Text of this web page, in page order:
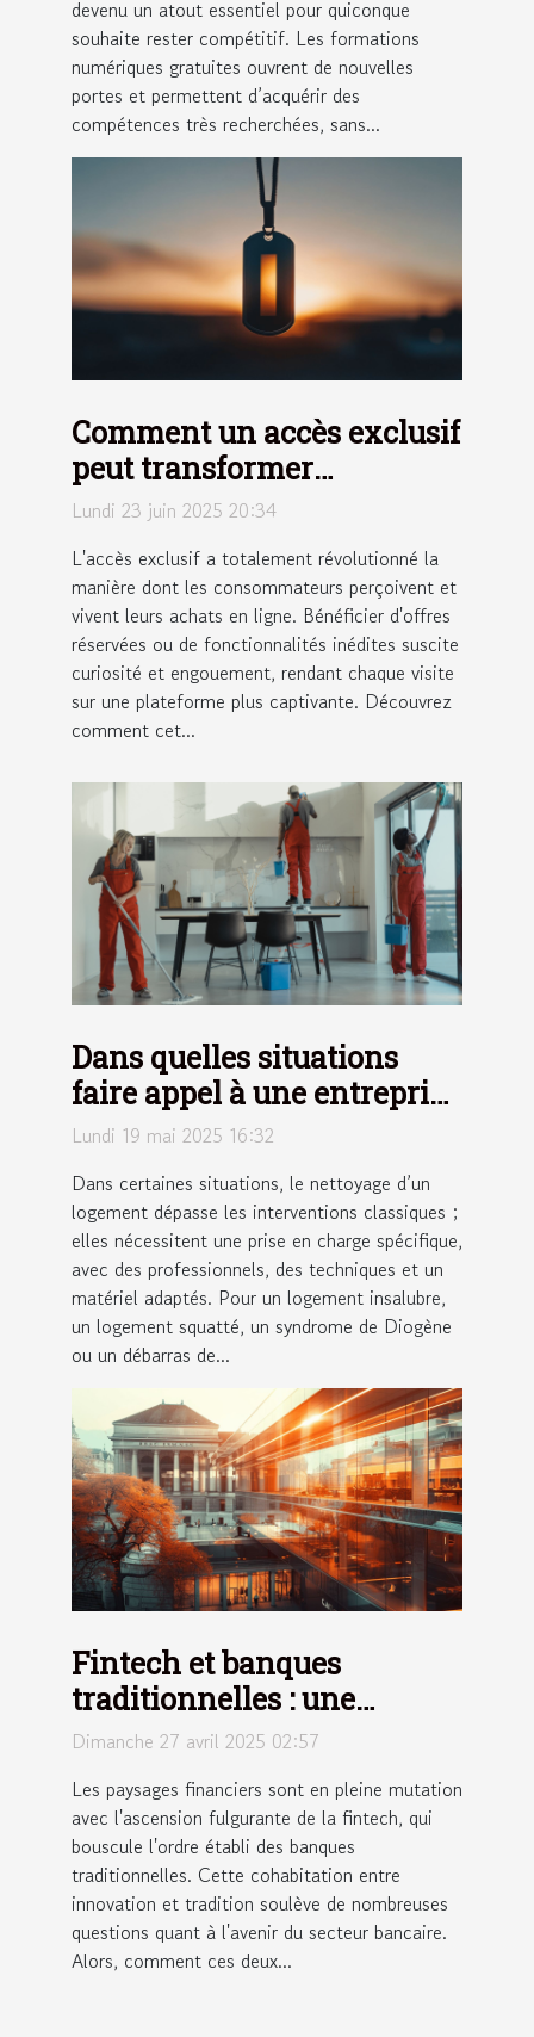
devenu un atout essentiel pour quiconque
souhaite rester compétitif. Les formations
numériques gratuites ouvrent de nouvelles
portes et permettent d’acquérir des
compétences très recherchées, sans...
Comment un accès exclusif
peut transformer
l'expérience d'achat en
ligne
Lundi 23 juin 2025 20:34
L'accès exclusif a totalement révolutionné la
manière dont les consommateurs perçoivent et
vivent leurs achats en ligne. Bénéficier d'offres
réservées ou de fonctionnalités inédites suscite
curiosité et engouement, rendant chaque visite
sur une plateforme plus captivante. Découvrez
comment cet...
Dans quelles situations
faire appel à une entreprise
de nettoyage extrême ?
Lundi 19 mai 2025 16:32
Dans certaines situations, le nettoyage d’un
logement dépasse les interventions classiques ;
elles nécessitent une prise en charge spécifique,
avec des professionnels, des techniques et un
matériel adaptés. Pour un logement insalubre,
un logement squatté, un syndrome de Diogène
ou un débarras de...
Fintech et banques
traditionnelles : une
cohabitation compétitive
Dimanche 27 avril 2025 02:57
Les paysages financiers sont en pleine mutation
avec l'ascension fulgurante de la fintech, qui
bouscule l'ordre établi des banques
traditionnelles. Cette cohabitation entre
innovation et tradition soulève de nombreuses
questions quant à l'avenir du secteur bancaire.
Alors, comment ces deux...